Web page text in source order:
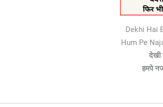
Dekhi Hai
Hum Pe
देखी
हमपे